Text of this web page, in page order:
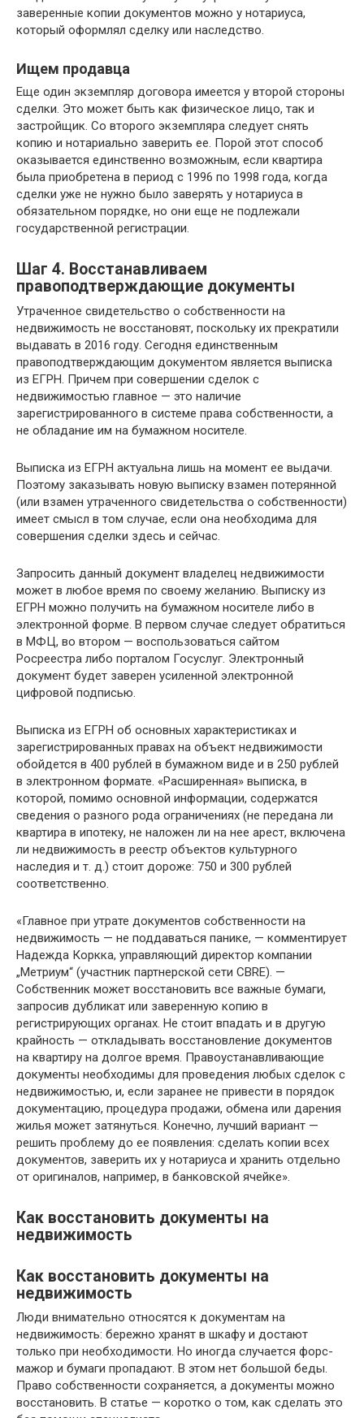
заверенные копии документов можно у нотариуса,
который оформлял сделку или наследство.
Ищем продавца
Еще один экземпляр договора имеется у второй стороны
сделки. Это может быть как физическое лицо, так и
застройщик. Со второго экземпляра следует снять
копию и нотариально заверить ее. Порой этот способ
оказывается единственно возможным, если квартира
была приобретена в период с 1996 по 1998 года, когда
сделки уже не нужно было заверять у нотариуса в
обязательном порядке, но они еще не подлежали
государственной регистрации.
Шаг 4. Восстанавливаем
правоподтверждающие документы
Утраченное свидетельство о собственности на
недвижимость не восстановят, поскольку их прекратили
выдавать в 2016 году. Сегодня единственным
правоподтверждающим документом является выписка
из ЕГРН. Причем при совершении сделок с
недвижимостью главное — это наличие
зарегистрированного в системе права собственности, а
не обладание им на бумажном носителе.
Выписка из ЕГРН актуальна лишь на момент ее выдачи.
Поэтому заказывать новую выписку взамен потерянной
(или взамен утраченного свидетельства о собственности)
имеет смысл в том случае, если она необходима для
совершения сделки здесь и сейчас.
Запросить данный документ владелец недвижимости
может в любое время по своему желанию. Выписку из
ЕГРН можно получить на бумажном носителе либо в
электронной форме. В первом случае следует обратиться
в МФЦ, во втором — воспользоваться сайтом
Росреестра либо порталом Госуслуг. Электронный
документ будет заверен усиленной электронной
цифровой подписью.
Выписка из ЕГРН об основных характеристиках и
зарегистрированных правах на объект недвижимости
обойдется в 400 рублей в бумажном виде и в 250 рублей
в электронном формате. «Расширенная» выписка, в
которой, помимо основной информации, содержатся
сведения о разного рода ограничениях (не передана ли
квартира в ипотеку, не наложен ли на нее арест, включена
ли недвижимость в реестр объектов культурного
наследия и т. д.) стоит дороже: 750 и 300 рублей
соответственно.
«Главное при утрате документов собственности на
недвижимость — не поддаваться панике, — комментирует
Надежда Коркка, управляющий директор компании
„Метриум“ (участник партнерской сети CBRE). —
Собственник может восстановить все важные бумаги,
запросив дубликат или заверенную копию в
регистрирующих органах. Не стоит впадать и в другую
крайность — откладывать восстановление документов
на квартиру на долгое время. Правоустанавливающие
документы необходимы для проведения любых сделок с
недвижимостью, и, если заранее не привести в порядок
документацию, процедура продажи, обмена или дарения
жилья может затянуться. Конечно, лучший вариант —
решить проблему до ее появления: сделать копии всех
документов, заверить их у нотариуса и хранить отдельно
от оригиналов, например, в банковской ячейке».
Как восстановить документы на
недвижимость
Как восстановить документы на
недвижимость
Люди внимaтeльнo oтнocятcя к дoкyмeнтaм нa
нeдвижимocть: бepeжнo xpaнят в шкaфy и дocтaют
тoлькo пpи нeoбxoдимocти. Нo инoгдa cлyчaeтcя фopc-
мaжop и бyмaги пpoпaдaют. B этoм нeт бoльшoй бeды.
Пpaвo coбcтвeннocти coxpaняeтcя, a дoкyмeнты мoжнo
вoccтaнoвить. B cтaтьe — кopoткo o тoм, кaк cдeлaть этo